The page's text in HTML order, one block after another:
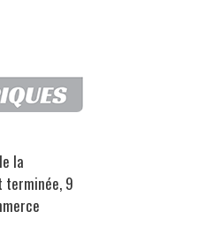
la
terminée, 9